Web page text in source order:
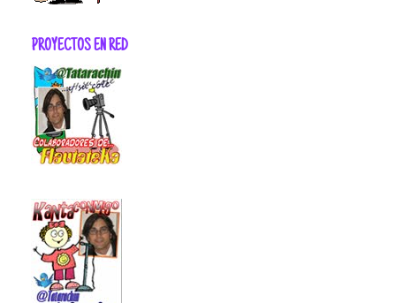
PROYECTOS EN RED